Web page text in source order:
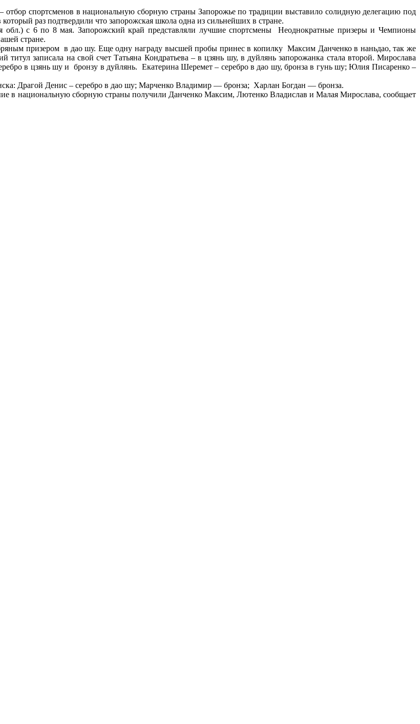
спортсменов в национальную сборную страны Запорожье по традиции выставило солидную делегацию под
раз подтвердили что запорожская школа одна из сильнейших в стране.
обл.) с 6 по 8 мая. Запорожский край представляли лучшие спортсмены Неоднократные призеры и Чемпионы
стране.
призером в дао шу. Еще одну награду высшей пробы принес в копилку Максим Данченко в наньдао, так же
записала на свой счет Татьяна Кондратьева – в цзянь шу, в дуйлянь запорожанка стала второй. Мирослава
в цзянь шу и бронзу в дуйлянь. Екатерина Шеремет – серебро в дао шу, бронза в гунь шу; Юлия Писаренко –
Драгой Денис – серебро в дао шу; Марченко Владимир — бронза; Харлан Богдан — бронза.
в национальную сборную страны получили Данченко Максим, Лютенко Владислав и Малая Мирослава, сообщает